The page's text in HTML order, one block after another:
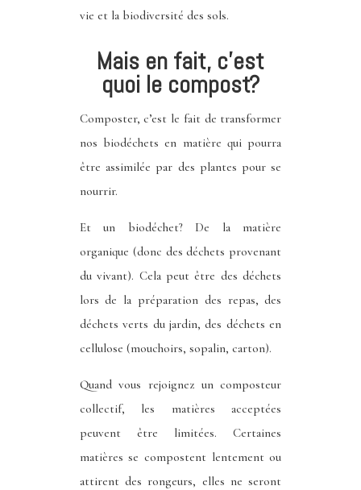
vie et la biodiversité des sols.
Mais en fait, c’est
quoi le compost?
Composter, c’est le fait de transformer
nos biodéchets en matière qui pourra
être assimilée par des plantes pour se
nourrir.
Et un biodéchet? De la matière
organique (donc des déchets provenant
du vivant). Cela peut être des déchets
lors de la préparation des repas, des
déchets verts du jardin, des déchets en
cellulose (mouchoirs, sopalin, carton).
Quand vous rejoignez un composteur
collectif, les matières acceptées
peuvent être limitées. Certaines
matières se compostent lentement ou
attirent des rongeurs, elles ne seront